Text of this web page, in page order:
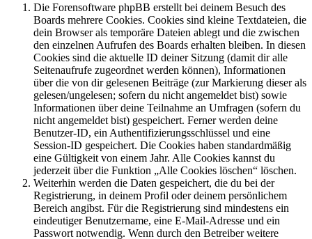
Die Forensoftware phpBB erstellt bei deinem Besuch des
Boards mehrere Cookies. Cookies sind kleine Textdateien, die
dein Browser als temporäre Dateien ablegt und die zwischen
den einzelnen Aufrufen des Boards erhalten bleiben. In diesen
Cookies sind die aktuelle ID deiner Sitzung (damit dir alle
Seitenaufrufe zugeordnet werden können), Informationen
über die von dir gelesenen Beiträge (zur Markierung dieser als
gelesen/ungelesen; sofern du nicht angemeldet bist) sowie
Informationen über deine Teilnahme an Umfragen (sofern du
nicht angemeldet bist) gespeichert. Ferner werden deine
Benutzer-ID, ein Authentifizierungsschlüssel und eine
Session-ID gespeichert. Die Cookies haben standardmäßig
eine Gültigkeit von einem Jahr. Alle Cookies kannst du
jederzeit über die Funktion „Alle Cookies löschen“ löschen.
Weiterhin werden die Daten gespeichert, die du bei der
Registrierung, in deinem Profil oder deinem persönlichem
Bereich angibst. Für die Registrierung sind mindestens ein
eindeutiger Benutzername, eine E-Mail-Adresse und ein
Passwort notwendig. Wenn durch den Betreiber weitere